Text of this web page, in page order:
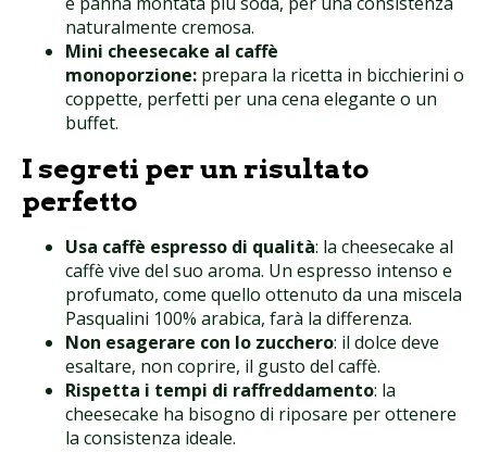
naturalmente cremosa.
Mini cheesecake al caffè
monoporzione: prepara la ricetta in bicchierini o
coppette, perfetti per una cena elegante o un
buffet.
I segreti per un risultato
perfetto
Usa caffè espresso di qualità: la cheesecake al
caffè vive del suo aroma. Un espresso intenso e
profumato, come quello ottenuto da una miscela
Pasqualini 100% arabica, farà la differenza.
Non esagerare con lo zucchero: il dolce deve
esaltare, non coprire, il gusto del caffè.
Rispetta i tempi di raffreddamento: la
cheesecake ha bisogno di riposare per ottenere
la consistenza ideale.